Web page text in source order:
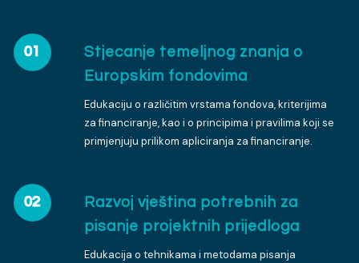
01
Stjecanje temeljnog znanja o
Europskim fondovima
Edukaciju o različitim vrstama fondova, kriterijima
za financiranje, kao i o principima i pravilima koji se
primjenjuju prilikom apliciranja za financiranje.
02
Razvoj vještina potrebnih za
pisanje projektnih prijedloga
Edukacija o tehnikama i metodama pisanja